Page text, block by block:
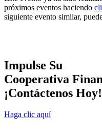
próximos eventos haciendo
siguiente evento similar,
Impulse Su
Cooperativa
¡Contáctenos Hoy!
Haga clic aquí